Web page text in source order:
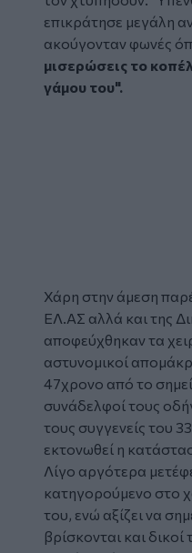
επικράτησε μεγάλη
ακούγονταν φωνές
μισερώσεις το
γάμου του".
Χάρη στην άμεση
ΕΛ.ΑΣ αλλά και της
αποφεύχθηκαν τα
αστυνομικοί
47χρονο από το
συνάδελφοί τους
τους συγγενείς του
εκτονωθεί η
Λίγο αργότερα
κατηγορούμενο στο
του, ενώ αξίζει να
βρίσκονται και δικοί